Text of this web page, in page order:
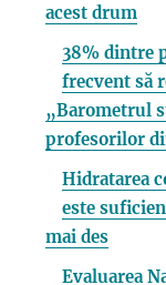
acest drum
38% dintre
frecvent să
„Barometrul
profesorilor
Hidratarea
este
mai des
Evaluarea